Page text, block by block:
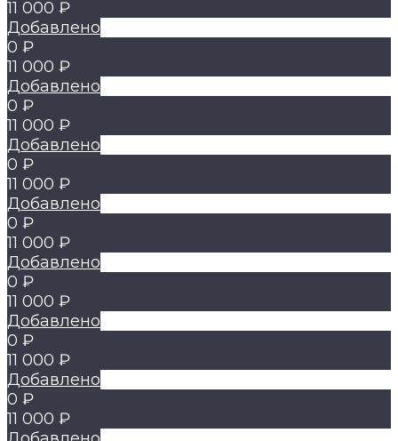
11 000 ₽
Добавлено
0 ₽
11 000 ₽
Добавлено
0 ₽
11 000 ₽
Добавлено
0 ₽
11 000 ₽
Добавлено
0 ₽
11 000 ₽
Добавлено
0 ₽
11 000 ₽
Добавлено
0 ₽
11 000 ₽
Добавлено
0 ₽
11 000 ₽